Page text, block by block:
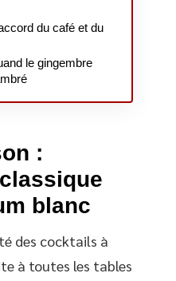
du café et du
le gingembre
:
blanc
des cocktails à
à toutes les tables